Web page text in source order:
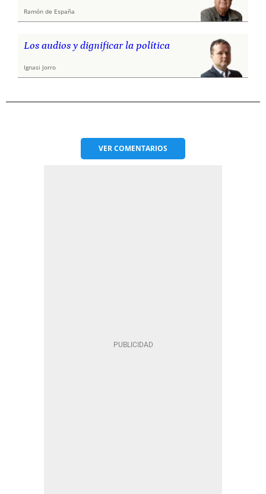
Ramón de España
Los audios y dignificar la política
Ignasi Jorro
VERCOMENTARIOS